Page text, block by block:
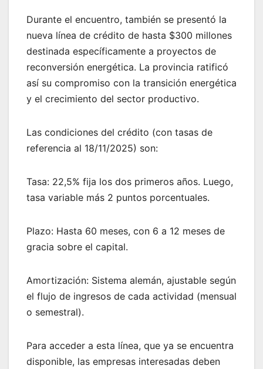
Durante el encuentro, también se presentó la
nueva línea de crédito de hasta $300 millones
destinada específicamente a proyectos de
reconversión energética. La provincia ratificó
así su compromiso con la transición energética
y el crecimiento del sector productivo.
Las condiciones del crédito (con tasas de
referencia al 18/11/2025) son:
Tasa: 22,5% fija los dos primeros años. Luego,
tasa variable más 2 puntos porcentuales.
Plazo: Hasta 60 meses, con 6 a 12 meses de
gracia sobre el capital.
Amortización: Sistema alemán, ajustable según
el flujo de ingresos de cada actividad (mensual
o semestral).
Para acceder a esta línea, que ya se encuentra
disponible, las empresas interesadas deben